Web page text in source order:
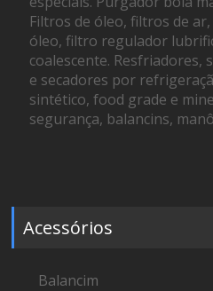
Filtros de óleo, filtros de
óleo, filtro regulador
coalescente. Resfriadores,
e secadores por
sintético, food grade e
segurança, balancins,
Acessórios
Balancim